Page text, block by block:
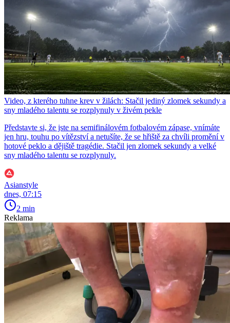
Video, z kterého tuhne krev v žilách: Stačil jediný zlomek sekundy a
sny mladého talentu se rozplynuly v živém pekle
Představte si, že jste na semifinálovém fotbalovém zápase, vnímáte
jen hru, touhu po vítězství a netušíte, že se hřiště za chvíli promění v
hotové peklo a dějiště tragédie. Stačil jen zlomek sekundy a velké
sny mladého talentu se rozplynuly.
Asianstyle
dnes, 07:15
2 min
Reklama